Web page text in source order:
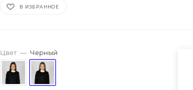
В ИЗБРАННОЕ
Цвет — Черный